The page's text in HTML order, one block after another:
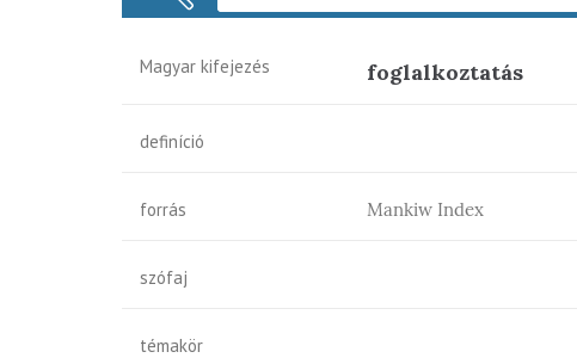
Magyar kifejezés foglalkoztatás
definíció
forrás Mankiw Index
szófaj
témakör